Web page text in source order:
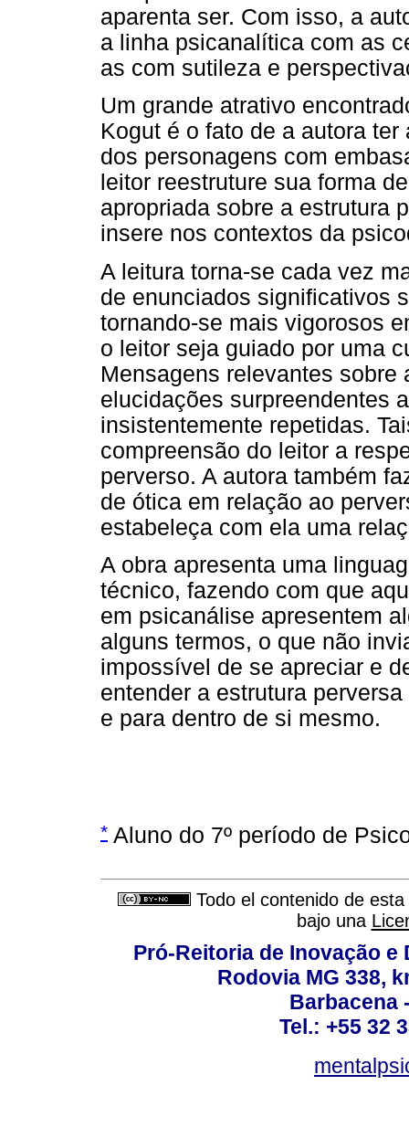
aparenta ser. Com isso, a
a linha psicanalítica com as
as com sutileza e
Um grande atrativo
Kogut é o fato de a autora
dos personagens com
leitor reestruture sua forma
apropriada sobre a estrutura
insere nos contextos da
A leitura torna-se cada vez
de enunciados significativos
tornando-se mais vigorosos
o leitor seja guiado por uma
Mensagens relevantes
elucidações surpreendentes
insistentemente repetidas.
compreensão do leitor a
perverso. A autora também
de ótica em relação ao
estabeleça com ela uma
A obra apresenta uma
técnico, fazendo com que
em psicanálise apresentem
alguns termos, o que não
impossível de se apreciar e
entender a estrutura
e para dentro de si mesmo.
* Aluno do 7º período de
Todo el contenido de
bajo una
Pró-Reitoria de Inovação
Rodovia MG 338,
Barbacena
Tel.: +55 32